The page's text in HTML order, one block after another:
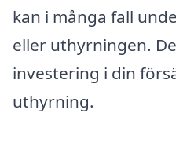
kan i många fall
eller uthyrningen.
investering i din
uthyrning.